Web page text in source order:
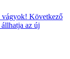
vágyok! Következő
az új